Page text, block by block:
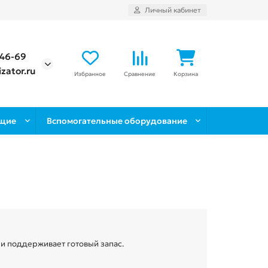
Личный кабинет
69
Избранное Сравнение Корзина
Вспомогательные оборудование
поддерживает готовый запас.